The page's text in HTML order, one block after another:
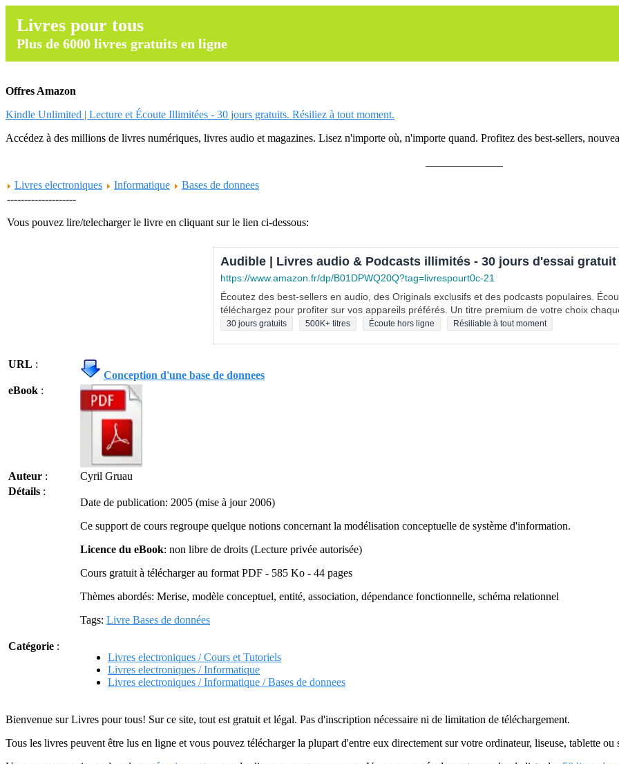
Livres pour tous
Plus de 6000 livres gratuits en ligne
Offres Amazon
Kindle Unlimited | Lecture et Écoute Illimitées - 30 jours gratuits. Résiliez à tout moment.
Accédez à des millions de livres numériques, livres audio et magazines. Lisez n'importe où, n'importe quand. Profitez des best-sellers,
Livres electroniques
Informatique
Bases de donnees
--------------------
Vous pouvez lire/telecharger le livre en cliquant sur le lien ci-dessous:
Audible | Livres audio & Podcasts illimités - 30 jours d'essai gratuit
https://www.amazon.fr/dp/B01DPWQ20Q?tag=livrespourt0c-21
Écoutez des best-sellers en audio, des Originals exclusifs et des podcasts populaires.
téléchargez pour profiter sur vos appareils préférés. Un titre premium de votre choix
30 jours gratuits 500K+ titres Écoute hors ligne Résiliable à tout moment
URL :
Conception d'une base de donnees
eBook :
Auteur :
Cyril Gruau
Détails :
Date de publication: 2005 (mise à jour 2006)
Ce support de cours regroupe quelque notions concernant la modélisation conceptuelle de système d'information.
Licence du eBook: non libre de droits (Lecture privée autorisée)
Cours gratuit à télécharger au format PDF - 585 Ko - 44 pages
Thèmes abordés: Merise, modèle conceptuel, entité, association, dépendance fonctionnelle, schéma relationnel
Tags: Livre Bases de données
Catégorie :
Livres electroniques / Cours et Tutoriels
Livres electroniques / Informatique
Livres electroniques / Informatique / Bases de donnees
Bienvenue sur Livres pour tous! Sur ce site, tout est gratuit et légal. Pas d'inscription nécessaire ni de limitation de téléchargement.
Tous les livres peuvent être lus en ligne et vous pouvez télécharger la plupart d'entre eux directement sur votre ordinateur, liseuse, tablette ou